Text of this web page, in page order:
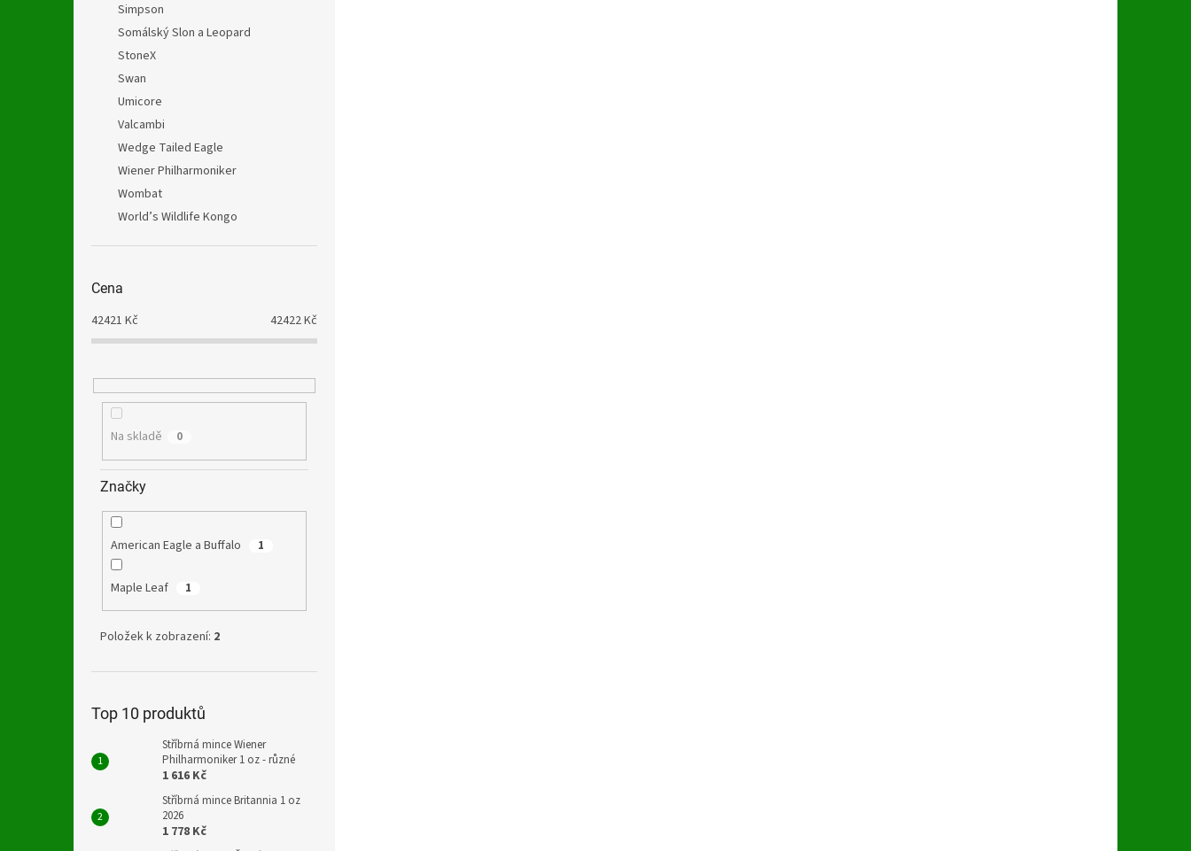
Simpson
Somálský Slon a Leopard
StoneX
Swan
Umicore
Valcambi
Wedge Tailed Eagle
Wiener Philharmoniker
Wombat
World’s Wildlife Kongo
Cena
42421 Kč 42422Kč
Na skladě 0
Značky
American Eagle a Buffalo 1
Maple Leaf 1
Položek k zobrazení: 2
Top 10 produktů
Stříbrná mince Wiener
Philharmoniker 1 oz - různé
1 616 Kč
Stříbrná mince Britannia 1 oz
2026
1 778 Kč